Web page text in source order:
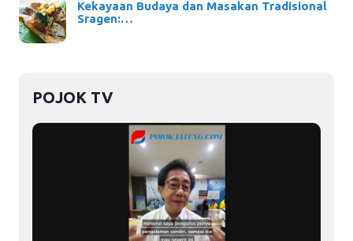
Kekayaan Budaya dan Masakan Tradisional
Sragen:…
POJOK TV